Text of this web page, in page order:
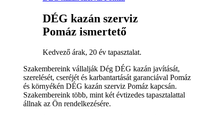
DÉG kazán szerviz
Pomáz ismertető
Kedvező árak, 20 év tapasztalat.
Szakembereink vállalják Dég DÉG kazán javítását,
szerelését, cseréjét és karbantartását garanciával Pomáz
és környékén DÉG kazán szerviz Pomáz kapcsán.
Szakembereink több, mint két évtizedes tapasztalattal
állnak az Ön rendelkezésére.